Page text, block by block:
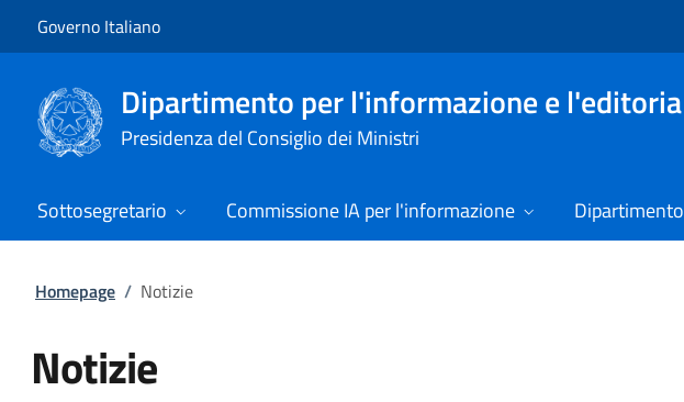
Governo Italiano
Dipartimento per l'informazione e l'editoria
Presidenza del Consiglio dei Ministri
Sottosegretario Commissione IA per l'informazione Dipartimento
Homepage / Notizie
Notizie